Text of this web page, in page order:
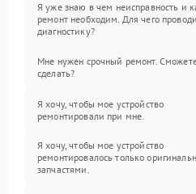
Я уже знаю в чем неисправность и
ремонт необходим. Для чего
диагностику?
Мне нужен срочный ремонт.
сделать?
Я хочу, чтобы мое устройство
ремонтировали при мне.
Я хочу, чтобы мое устройство
ремонтировалось только
запчастями.